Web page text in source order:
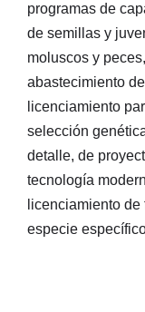
programas de
de semillas y
moluscos y
abastecimiento
licenciamiento
selección
detalle, de
tecnología
licenciamiento
especie